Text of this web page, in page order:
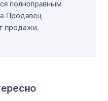
полноправным
Продавец
продажи.